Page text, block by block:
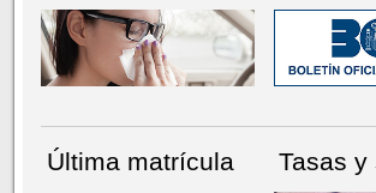
Última matrícula
Tasas y